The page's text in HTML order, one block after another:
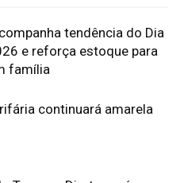
tendência do Dia
e reforça estoque para
família
continuará amarela